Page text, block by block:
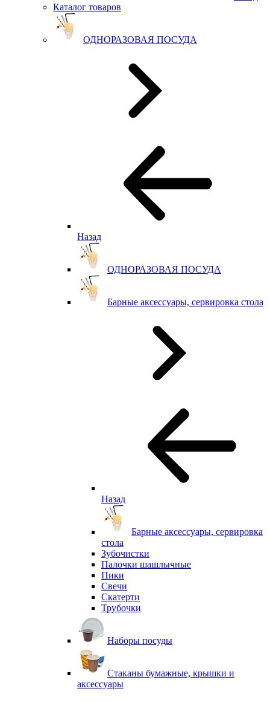
Каталог товаров
ОДНОРАЗОВАЯ ПОСУДА
Назад
ОДНОРАЗОВАЯ ПОСУДА
Барные аксессуары, сервировка стола
Назад
Барные аксессуары, сервировка
стола
Зубочистки
Палочки шашлычные
Пики
Свечи
Скатерти
Трубочки
Наборы посуды
Стаканы бумажные, крышки и
аксессуары